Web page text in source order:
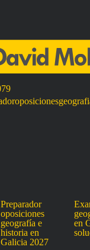
Preparador
oposiciones
geografía e
historia en
Galicia 2027
en